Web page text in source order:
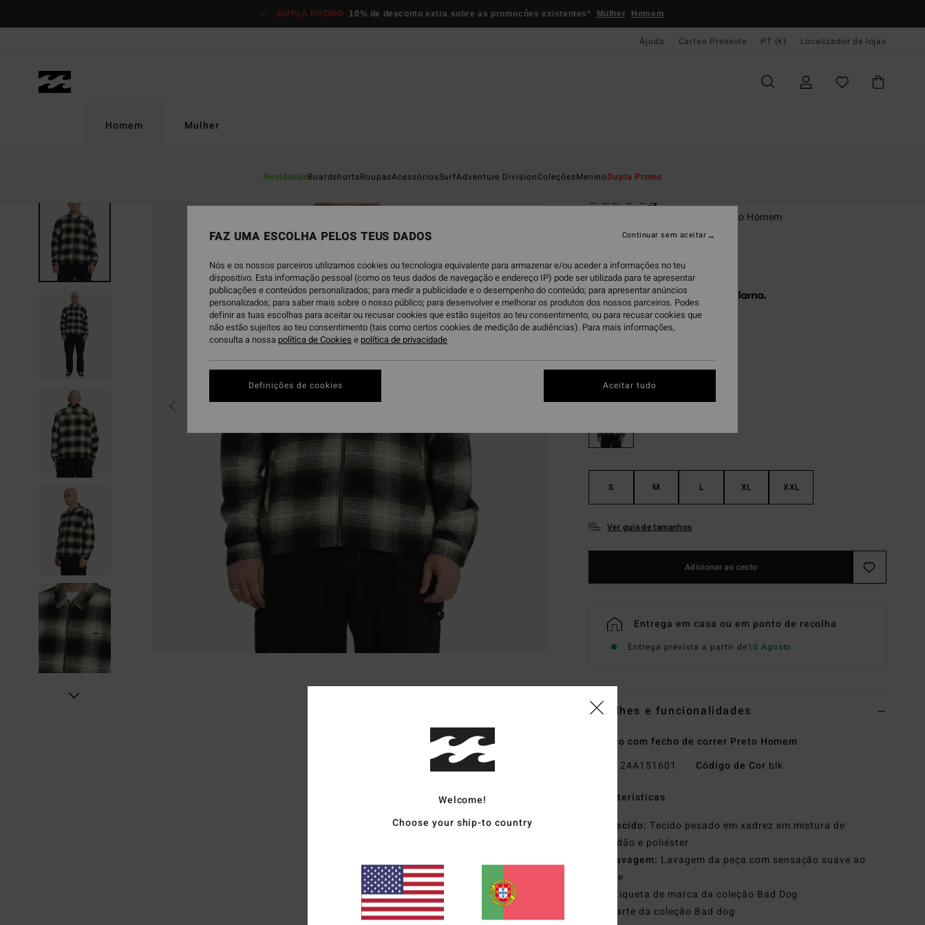
produto
DUPLA PROMO 10% de desconto extra sobre as promocôes existentes* Mulher Homem
Ajuda Cartao Presente PT (€) Localizador de lojas
Homem
NovidadesBoardshortsRoupasAcessóriosSurfAdventure DivisionColeçõesMeninoDupla Promo
Mulher
Bad Dog
Casaco com fecho de correr Preto Homem
€ 70,17
Paga 3 x € 23,39 sem juros com a
OFERTAS
CorBlack
S M L XL XXL
Ver guia de tamanhos
Adicionar ao cesto
Entrega em casa ou em ponto de recolha
Entrega prevista a partir de10 Agosto
Detalhes e funcionalidades
Casaco com fecho de correr Preto Homem
24A151601 Código de Cor blk
Características
Tecido: Tecido pesado em xadrez em mistura de
algodão e poliéster
Lavagem: Lavagem da peça com sensação suave ao
toque
Etiqueta de marca da coleção Bad Dog
Parte da coleção Bad dog
Welcome!
Choose your ship-to country
FAZ UMA ESCOLHA PELOS TEUS DADOS
Nós e os nossos parceiros utilizamos cookies ou tecnologia equivalente para armazenar e/ou aceder a informações no teu
dispositivo. Esta informação pessoal (como os teus dados de navegação e endereço IP) pode ser utilizada para te apresentar
publicações e conteúdos personalizados; para medir a publicidade e o desempenho do conteúdo; para apresentar anúncios
personalizados; para saber mais sobre o nosso público; para desenvolver e melhorar os produtos dos nossos parceiros. Podes
definir as tuas escolhas para aceitar ou recusar cookies que estão sujeitos ao teu consentimento, ou para recusar cookies que
não estão sujeitos ao teu consentimento (tais como certos cookies de medição de audiências). Para mais informações,
consulta a nossa política de Cookies e política de privacidade
Definições de cookies
Continuar sem aceitar
Aceitar tudo